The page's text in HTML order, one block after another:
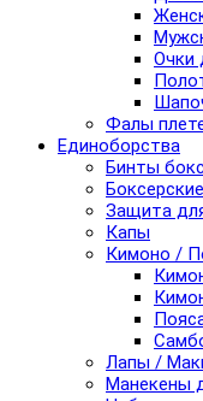
Очки
Фалы
Единоборства
Бинты
Защита
Капы
Кимоно /
Лапы /
Манекены